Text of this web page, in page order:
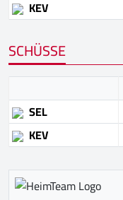
KEV
SCHÜSSE
SEL
KEV